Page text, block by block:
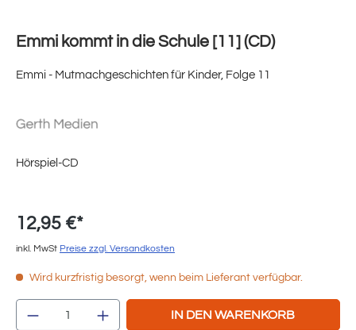
Emmi kommt in die Schule [11] (CD)
Emmi - Mutmachgeschichten für Kinder, Folge 11
Hörspiel-CD
12,95 €*
inkl. MwSt Preise zzgl. Versandkosten
Wird kurzfristig besorgt, wenn beim Lieferant verfügbar.
Produkt Anzahl: Gib den gewünschten
IN DEN WARENKORB